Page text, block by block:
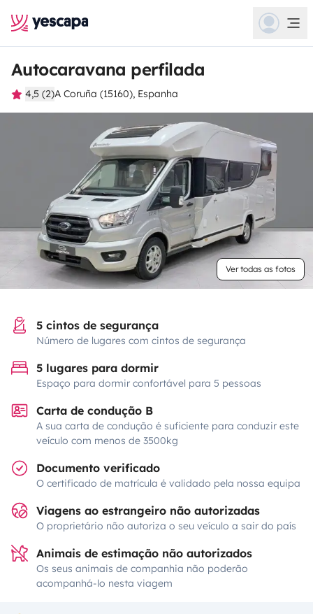
Autocaravana perfilada
4,5 (2)A Coruña (15160), Espanha
Ver todas as fotos
5 cintos de segurança
Número de lugares com cintos de segurança
5 lugares para dormir
Espaço para dormir confortável para 5 pessoas
Carta de condução B
A sua carta de condução é suficiente para conduzir este
veículo com menos de 3500kg
Documento verificado
O certificado de matrícula é validado pela nossa equipa
Viagens ao estrangeiro não autorizadas
O proprietário não autoriza o seu veículo a sair do país
Animais de estimação não autorizados
Os seus animais de companhia não poderão
acompanhá-lo nesta viagem